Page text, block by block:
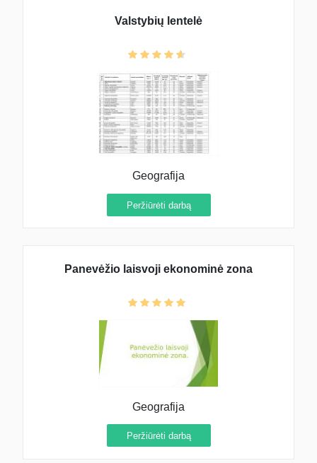
Valstybių lentelė
Geografija
Peržiūrėti darbą
Panevėžio laisvoji ekonominė zona
Geografija
Peržiūrėti darbą